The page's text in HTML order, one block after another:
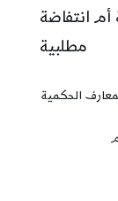
أم انتفاضة
مطلبية
الحكمية